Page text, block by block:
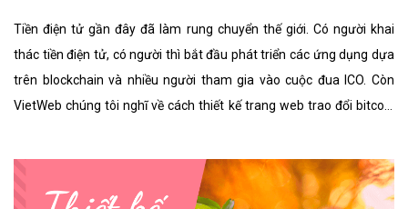
Tiền điện tử gần đây đã làm rung chuyển thế giới. Có người khai
thác tiền điện tử, có người thì bắt đầu phát triển các ứng dụng dựa
trên blockchain và nhiều người tham gia vào cuộc đua ICO. Còn
VietWeb chúng tôi nghĩ về cách thiết kế trang web trao đổi bitcoin